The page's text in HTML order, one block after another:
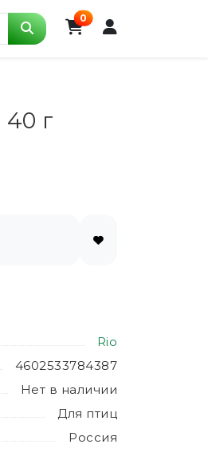
0
г
Rio
4602533784387
Нет в наличии
Для птиц
Россия